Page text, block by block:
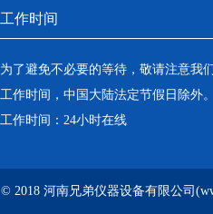
工作时间
为了避免不必要的等待，敬请注意我
工作时间，中国大陆法定节假日除外。
工作时间：24小时在线
© 2018 河南兄弟仪器设备有限公司